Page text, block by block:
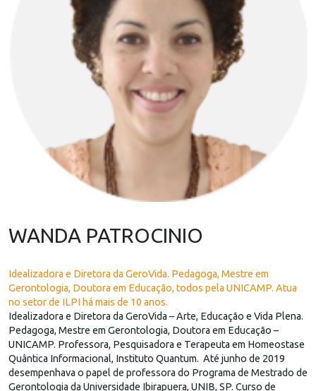
WANDA PATROCINIO
Idealizadora e Diretora da GeroVida. Pedagoga, Mestre em
Gerontologia, Doutora em Educação, todos pela UNICAMP. Atua
no setor de ILPI há mais de 10 anos.
Idealizadora e Diretora da GeroVida – Arte, Educação e Vida Plena.
Pedagoga, Mestre em Gerontologia, Doutora em Educação –
UNICAMP. Professora, Pesquisadora e Terapeuta em Homeostase
Quântica Informacional, Instituto Quantum. Até junho de 2019
desempenhava o papel de professora do Programa de Mestrado de
Gerontologia da Universidade Ibirapuera, UNIB, SP. Curso de